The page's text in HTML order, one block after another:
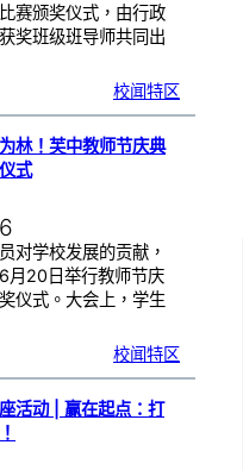
赛颁奖仪式，由行政
奖班级班导师共同出
校闻特区
林！芙中教师节庆典
式
对学校发展的贡献，
月20日举行教师节庆
仪式。大会上，学生
校闻特区
活动 | 赢在起点：打